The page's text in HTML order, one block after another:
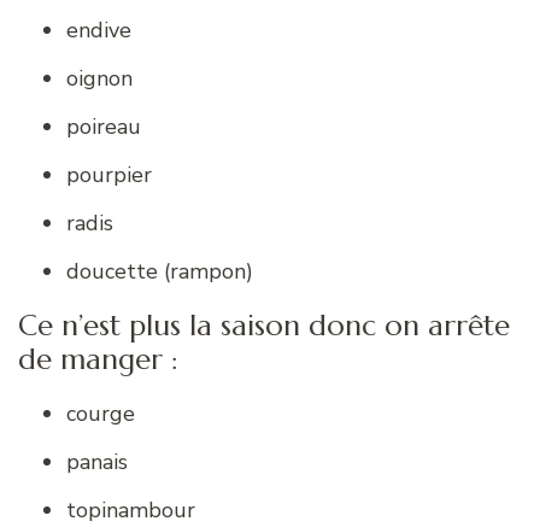
endive
oignon
poireau
pourpier
radis
doucette (rampon)
Ce n’est plus la saison donc on arrête
de manger :
courge
panais
topinambour